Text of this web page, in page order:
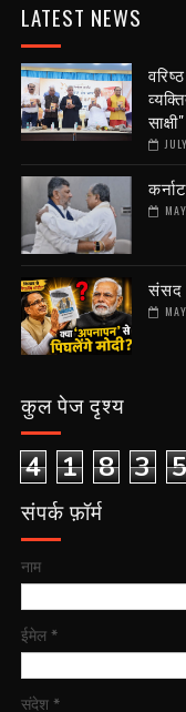
LATEST NEWS
संसद
कुल पेज दृश्य
4 1 8 3 5
संपर्क फ़ॉर्म
नाम
ईमेल *
संदेश *